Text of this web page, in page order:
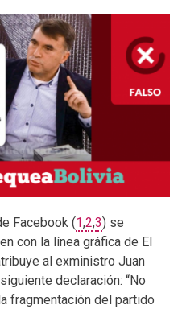
Facebook (1,2,3) se
con la línea gráfica de El
al exministro Juan
declaración: “No
fragmentación del partido